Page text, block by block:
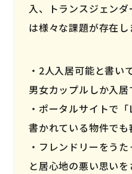
入、トランスジェン
は様々な課題が存在し
2人入居可能と書い
男女カップルしか入居
ポータルサイトで
書かれている物件で
フレンドリーをう
と居心地の悪い思い